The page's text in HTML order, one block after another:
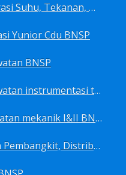
Sertifikasi Teknisi Kalibrasi Suhu, Tekanan, Densitas, Volume BNSP
Yunior Cdu BNSP
BNSP
Sertifikasi Teknisi Perawatan instrumentasi tingkat I BNSP
Sertifikasi teknisi Perawatan mekanik I&II BNSP
Sertifikasi Teknisi Sistim Pembangkit, Distribusi, Utilitas BNSP